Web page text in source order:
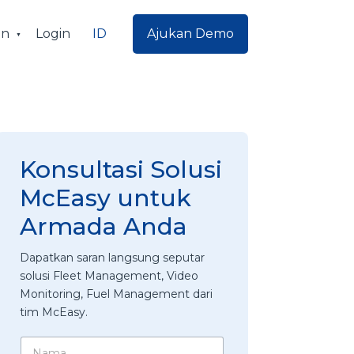
Login ID Ajukan Demo
Konsultasi Solusi
McEasy untuk
Armada Anda
Dapatkan saran langsung seputar
solusi Fleet Management, Video
Monitoring, Fuel Management dari
tim McEasy.
N